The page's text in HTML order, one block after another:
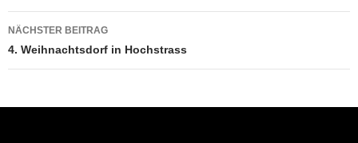
NÄCHSTER BEITRAG
4. Weihnachtsdorf in Hochstrass